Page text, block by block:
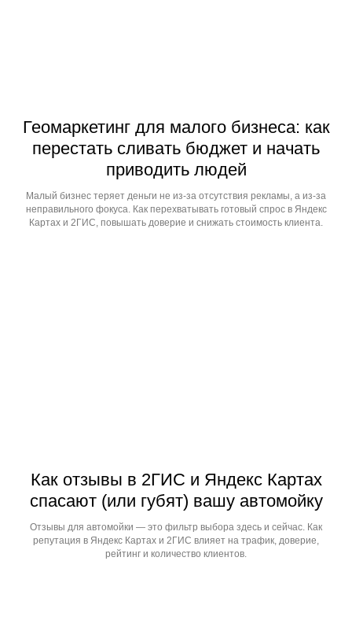
Геомаркетинг для малого бизнеса: как
перестать сливать бюджет и начать
приводить людей
Малый бизнес теряет деньги не из-за отсутствия рекламы, а из-за
неправильного фокуса. Как перехватывать готовый спрос в Яндекс
Картах и 2ГИС, повышать доверие и снижать стоимость клиента.
Как отзывы в 2ГИС и Яндекс Картах
спасают (или губят) вашу автомойку
Отзывы для автомойки — это фильтр выбора здесь и сейчас. Как
репутация в Яндекс Картах и 2ГИС влияет на трафик, доверие,
рейтинг и количество клиентов.